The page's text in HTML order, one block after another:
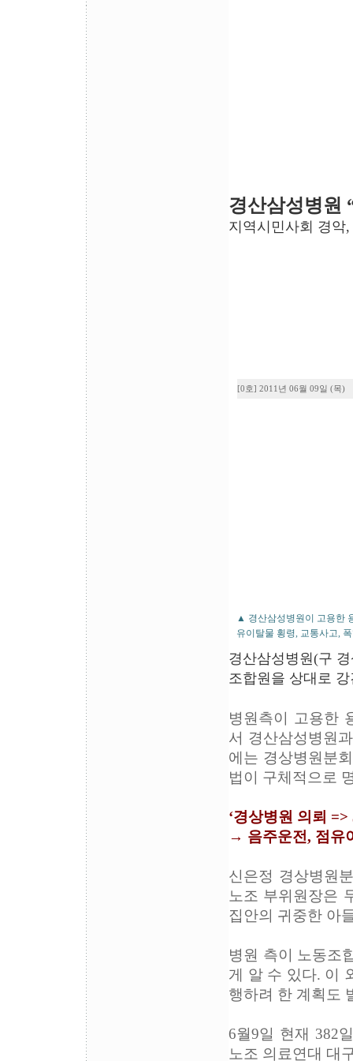
경산삼성병원
지역시민사회 경악
[0호] 2011년 06월 09일 (목)
▲ 경산삼성병원이 고용한
유이탈물 횡령, 교통사고,
경산삼성병원(구
조합원을 상대로
병원측이 고용한
서 경산삼성병원
에는 경상병원분
법이 구체적으로
‘경상병원 의뢰
→ 음주운전, 점유
신은정 경상병원
노조 부위원장은
집안의 귀중한 아
병원 측이 노동조
게 알 수 있다. 이
행하려 한 계획도
6월9일 현재 382
노조 의료연대 대